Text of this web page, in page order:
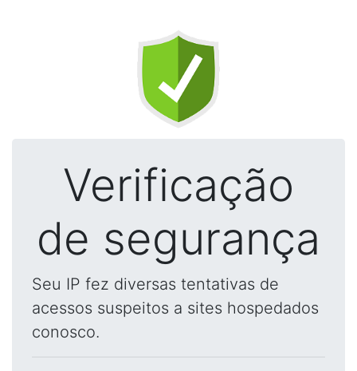
Verificação
de segurança
Seu IP fez diversas tentativas de
acessos suspeitos a sites hospedados
conosco.